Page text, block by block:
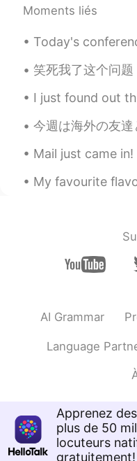
Moments liés
Today's conference was based around
笑死我了这个问题：'撒狗粮' 用英语怎么表达？ Please Don't say
I just found out that someone is using
今週は海外の友達とドイツの北の小さな町を旅行しました。僕はドイツの北で育ったので
Mail just came in! 📦 You know where you can find
My favourite flavour is Lemon~🍋 Let's
AI Grammar
Language
Apprenez
plus de 50
locuteurs
gratuitement!